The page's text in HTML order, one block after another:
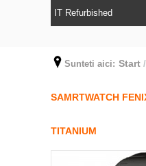
IT Refurbished
Sunteti aici: Start /
SAMRTWATCH
TITANIUM